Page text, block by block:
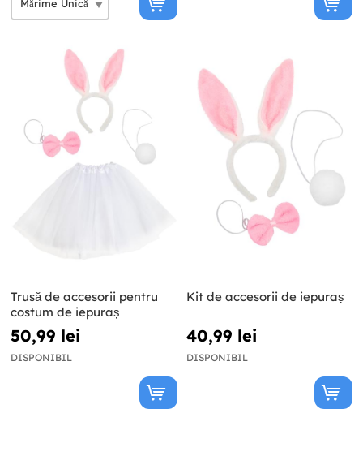
Trusă de accesorii pentru
costum de iepuraș
50,99 lei
DISPONIBIL
Kit de accesorii de iepuraș
40,99 lei
DISPONIBIL